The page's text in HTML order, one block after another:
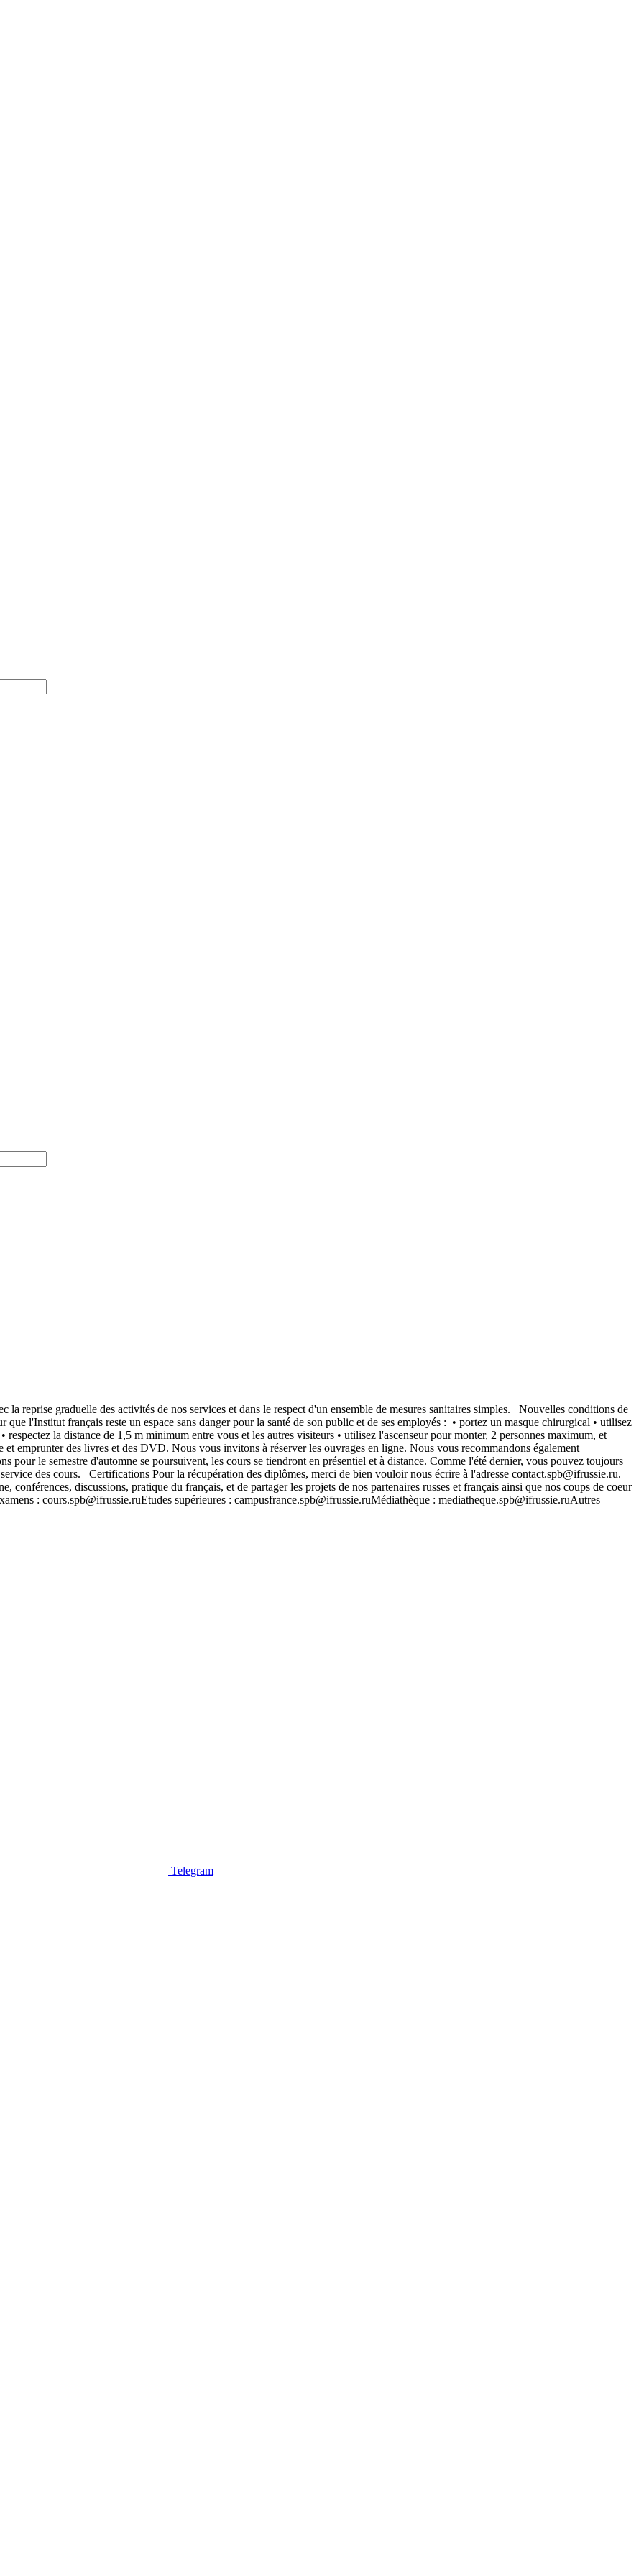
reprise graduelle des activités de nos services et dans le respect d'un ensemble de mesures sanitaires simples. Nouvelles conditions de
l'Institut français reste un espace sans danger pour la santé de son public et de ses employés : • portez un masque chirurgical • utilisez
la distance de 1,5 m minimum entre vous et les autres visiteurs • utilisez l'ascenseur pour monter, 2 personnes maximum, et
emprunter des livres et des DVD. Nous vous invitons à réserver les ouvrages en ligne. Nous vous recommandons également
le semestre d'automne se poursuivent, les cours se tiendront en présentiel et à distance. Comme l'été dernier, vous pouvez toujours
des cours. Certifications Pour la récupération des diplômes, merci de bien vouloir nous écrire à l'adresse contact.spb@ifrussie.ru.
discussions, pratique du français, et de partager les projets de nos partenaires russes et français ainsi que nos coups de coeur
: cours.spb@ifrussie.ruEtudes supérieures : campusfrance.spb@ifrussie.ruMédiathèque : mediatheque.spb@ifrussie.ruAutres
Telegram